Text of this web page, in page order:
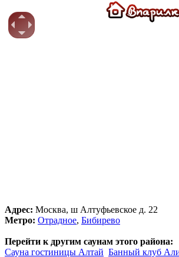
Адрес: Москва, ш Алтуфьевское д. 22
Метро: Отрадное, Бибирево
Перейти к другим саунам этого района:
Сауна гостиницы Алтай Банный клуб